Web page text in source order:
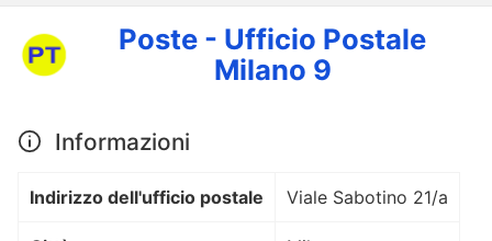
Poste - Ufficio Postale
Milano 9
Informazioni
Indirizzo dell'ufficio postale Viale Sabotino 21/a